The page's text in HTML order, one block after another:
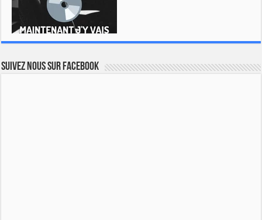
Suivez nous sur Facebook